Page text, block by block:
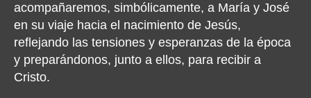
acompañaremos, simbólicamente, a María y José
en su viaje hacia el nacimiento de Jesús,
reflejando las tensiones y esperanzas de la época
y preparándonos, junto a ellos, para recibir a
Cristo.